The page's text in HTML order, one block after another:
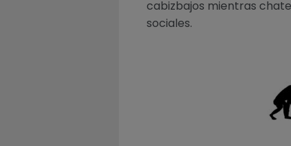
cabizbajos mientras
sociales.